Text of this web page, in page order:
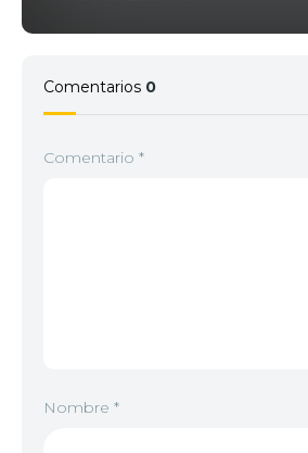
Comentarios 0
Comentario *
Nombre *